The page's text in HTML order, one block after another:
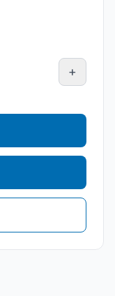
+